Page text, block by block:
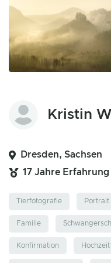
Kristin
Dresden, Sachsen
17 Jahre Erfahrung
Tierfotografie Portrait
Familie
Konfirmation Hochzeit